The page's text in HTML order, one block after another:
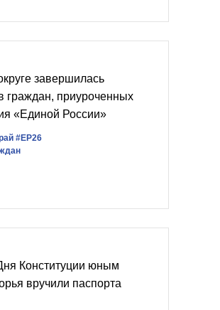
завершилась
граждан, приуроченных
«Единой России»
#ЕР26
Конституции юным
вручили паспорта